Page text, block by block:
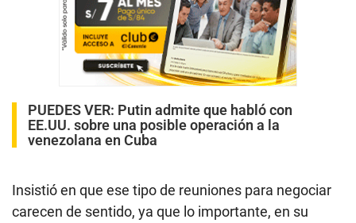
PUEDES VER: Putin admite que habló con
EE.UU. sobre una posible operación a la
venezolana en Cuba
Insistió en que ese tipo de reuniones para negociar
carecen de sentido, ya que lo importante, en su